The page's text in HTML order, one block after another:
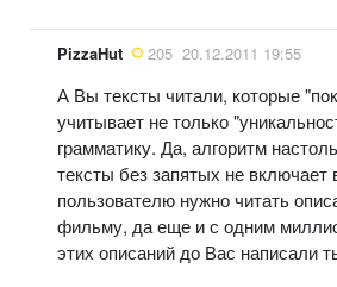
PizzaHut 205 20.12.2011 19:55
А Вы тексты читали, которые
учитывает не только
грамматику. Да, алгоритм
тексты без запятых не включает
пользователю нужно читать
фильму, да еще и с одним
этих описаний до Вас написали